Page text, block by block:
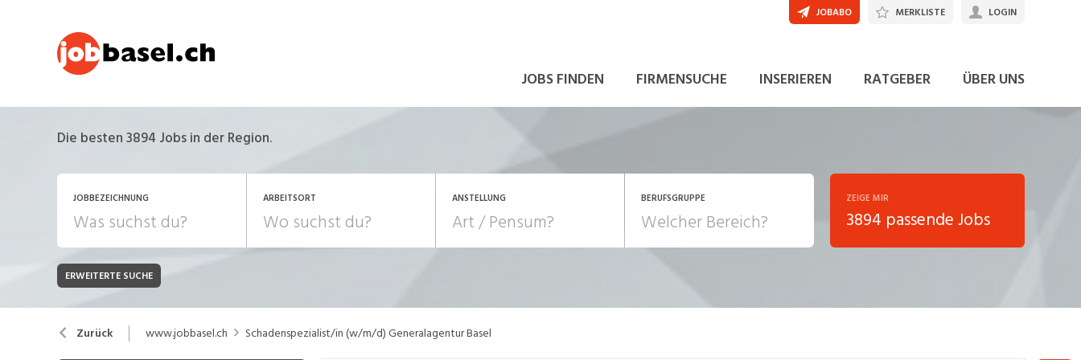
JOBS FINDEN FIRMENSUCHE INSERIEREN RATGEBER ÜBER UNS
JOBABO MERKLISTE LOGIN
Die besten 3894 Jobs in der Region.
JOBBEZEICHNUNG ARBEITSORT ANSTELLUNG
JOB-TYP
Festanstellung
Temporär (befristet)
BERUFSGRUPPE
Bank, Versicherung
Chemie, Pharma, Biotechnologie
Consulting, Human Resources
ZEIGE MIR
3894 passende Jobs
ERWEITERTE SUCHE
Zurück www.jobbasel.ch Schadenspezialist/in (w/m/d) Generalagentur Basel
JETZT BEWERBEN